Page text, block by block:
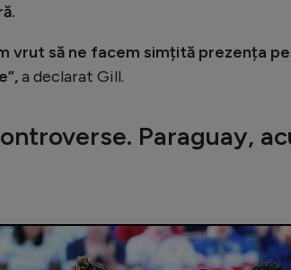
vrut să ne facem simțită prezența
a declarat Gill.
Paraguay,